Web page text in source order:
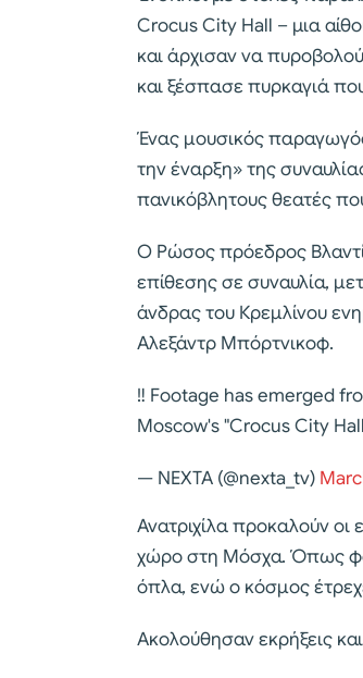
Crocus City Hall – μια
και άρχισαν να
και ξέσπασε πυρκαγιά
Ένας μουσικός
την έναρξη» της
πανικόβλητους θεατές
Ο Ρώσος πρόεδρος
επίθεσης σε συναυλία,
άνδρας του Κρεμλίνου
Αλεξάντρ Μπόρτνικοφ.
‼️ Footage has emerged
Moscow's "Crocus City
— NEXTA (@nexta_tv)
Ανατριχίλα προκαλούν
χώρο στη Μόσχα. Όπως
όπλα, ενώ ο κόσμος
Ακολούθησαν εκρήξεις